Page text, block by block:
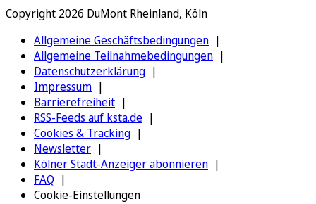
Copyright 2026 DuMont Rheinland, Köln
Allgemeine Geschäftsbedingungen
Allgemeine Teilnahmebedingungen
Datenschutzerklärung
Impressum
Barrierefreiheit
RSS-Feeds auf ksta.de
Cookies & Tracking
Newsletter
Kölner Stadt-Anzeiger abonnieren
FAQ
Cookie-Einstellungen